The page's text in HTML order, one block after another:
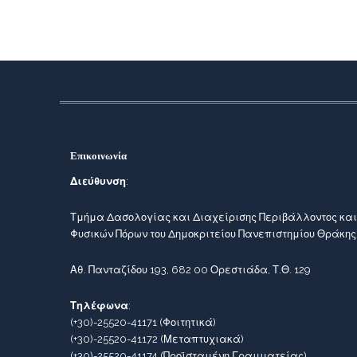
Επικοινωνία
Διεύθυνση:
Τμήμα Δασολογίας και Διαχείρισης Περιβάλλοντος και
Φυσικών Πόρων του Δημοκριτείου Πανεπιστημίου
Αθ. Πανταζίδου 193, 682 00 Ορεστιάδα, Τ.Θ. 129
Τηλέφωνα:
(+30)-25520-41171(Φοιτητικά)
(+30)-25520-41172 (Μεταπτυχιακά)